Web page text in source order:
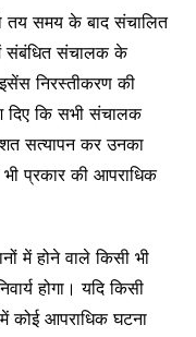
तय समय के बाद संचालित
संबंधित संचालक के
निरस्तीकरण की
दिए कि सभी संचालक
सत्यापन कर उनका
प्रकार की आपराधिक
में होने वाले किसी भी
होगा। यदि किसी
कोई आपराधिक घटना